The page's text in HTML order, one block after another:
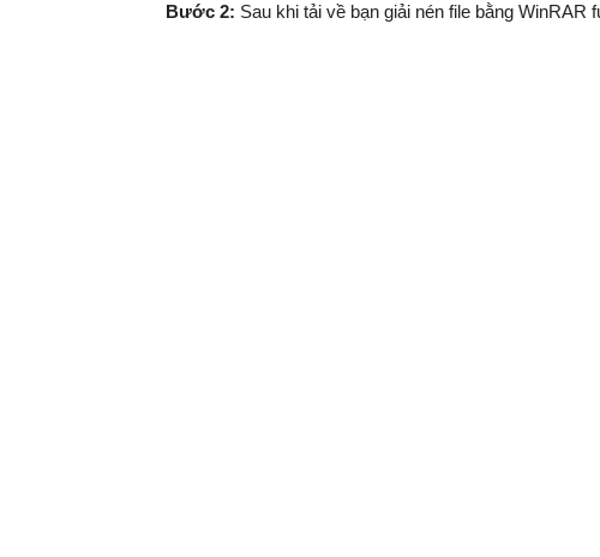
Bước 2: Sau khi tải về bạn giải nén file bằng WinRAR